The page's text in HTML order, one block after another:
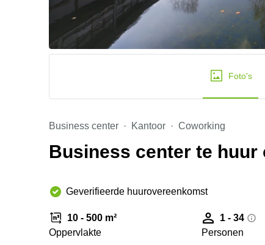
Foto's
Business center Kantoor Coworking
Business center te
Geverifieerde huurovereenkomst
10 - 500 m²
Oppervlakte
1 - 34
Personen